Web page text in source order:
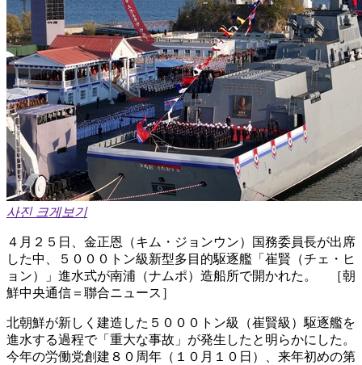
사진 크게보기
４月２５日、金正恩（キム・ジョンウン）国務委員長が出席
した中、５０００トン級新型多目的駆逐艦「崔賢（チェ・ヒ
ョン）」進水式が南浦（ナムポ）造船所で開かれた。 ［朝
鮮中央通信＝聯合ニュース］
北朝鮮が新しく建造した５０００トン級（崔賢級）駆逐艦を
進水する過程で「重大な事故」が発生したと明らかにした。
今年の労働党創建８０周年（１０月１０日）、来年初めの第